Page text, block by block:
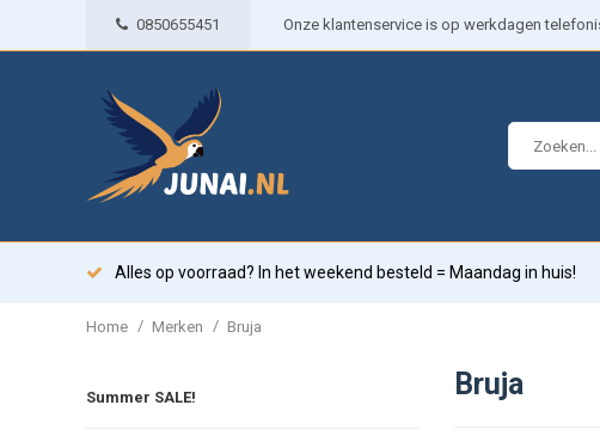
0850655451 Onze klantenservice is op werkdagen
Alles op voorraad? In het weekend besteld = Maandag in huis!
Home / Merken / Bruja
Summer SALE! Bruja